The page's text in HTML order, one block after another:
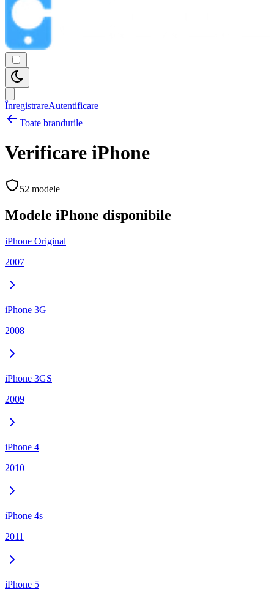
ÎnregistrareAutentificare
Toate brandurile
Verificare iPhone
52 modele
Modele iPhone disponibile
iPhone Original
2007
iPhone 3G
2008
iPhone 3GS
2009
iPhone 4
2010
iPhone 4s
2011
iPhone 5